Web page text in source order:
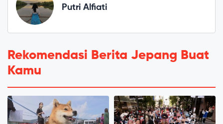
Putri Alfiati
Rekomendasi Berita Jepang Buat
Kamu